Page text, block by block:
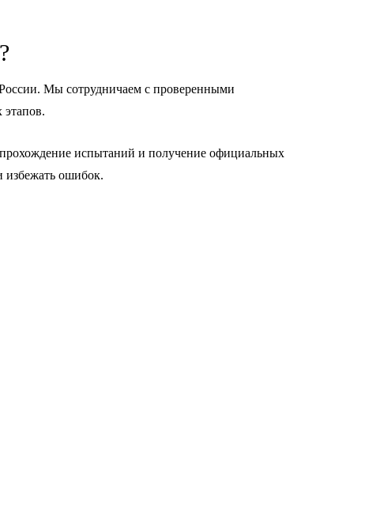
Мы сотрудничаем с проверенными
этапов.
испытаний и получение официальных
избежать ошибок.